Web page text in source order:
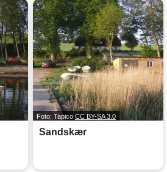
Foto: Tapico CC BY-SA 3.0
Sandskær